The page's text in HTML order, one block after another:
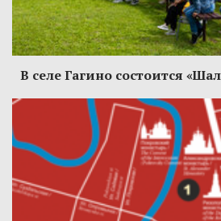
В селе Гагино состоится